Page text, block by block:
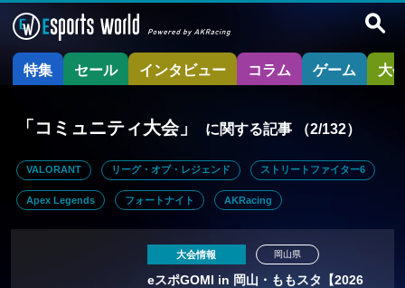
特集 セール インタビュー コラム ゲーム 大
「コミュニティ大会」 に関する記事 （2/132）
VALORANT リーグ・オブ・レジェンド ストリートファイター6
Apex Legends フォートナイト AKRacing
大会情報
eスポGOMI in 岡山・ももスタ【2026
岡山県